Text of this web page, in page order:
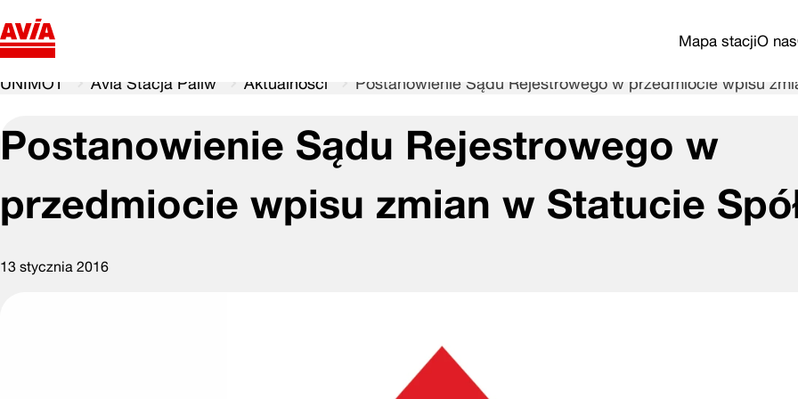
Mapa stacjiO nas
UNIMOT Avia Stacja Paliw Aktualności Postanowienie Sądu Rejestrowego w przedmiocie wpisu
Postanowienie Sądu Rejestrowego w
przedmiocie wpisu zmian w Statucie
13 stycznia 2016